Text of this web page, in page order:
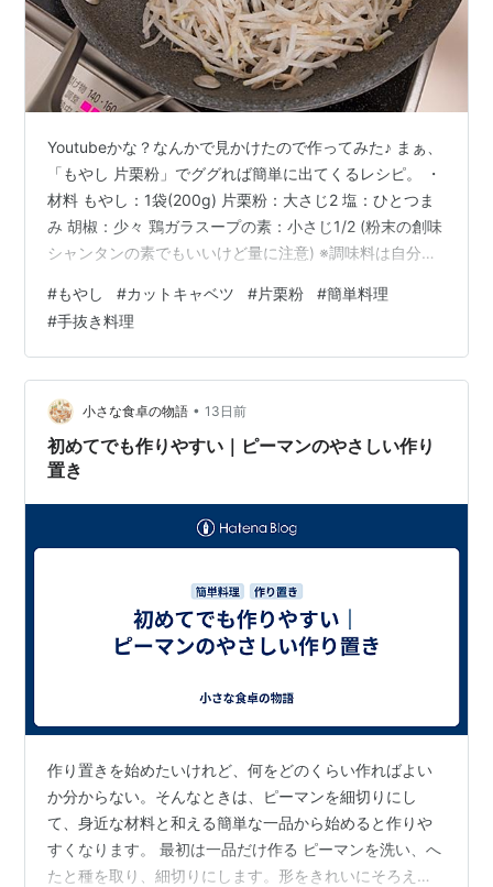
Youtubeかな？なんかで見かけたので作ってみた♪ まぁ、
「もやし 片栗粉」でググれば簡単に出てくるレシピ。 ・
材料 もやし：1袋(200g) 片栗粉：大さじ2 塩：ひとつま
み 胡椒：少々 鶏ガラスープの素：小さじ1/2 (粉末の創味
シャンタンの素でもいいけど量に注意) ※調味料は自分の
・作り方 １．もやしの袋に全部調味料を入れてモミモ
ミ。 個人的にはボウルでした方がやりやすいと思う。
２．フライパンに広げる ３．ターナー(フライ返し)で満
遍なくギュウギュウ押し付ける。(1分程) ４．３分程放置
５．ひっくり返してまた3分程放置 ６．お皿…
#もやし #カットキャベツ #片栗粉 #簡単料理
#手抜き料理
小さな食卓の物語 • 13日前
初めてでも作りやすい｜ピーマンのやさしい作り
置き
作り置きを始めたいけれど、何をどのくらい作ればよい
か分からない。そんなときは、ピーマンを細切りにし
て、身近な材料と和える簡単な一品から始めると作りや
すくなります。 最初は一品だけ作る ピーマンを洗い、へ
たと種を取り、細切りにします。形をきれいにそろえす